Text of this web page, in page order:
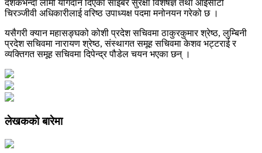
दशकभन्दा लामो योगदान दिएका साइबर सुरक्षा विशेषज्ञ तथा आईसीटी
चिरञ्जीवी अधिकारीलाई वरिष्ठ उपाध्यक्ष पदमा मनोनयन गरेको छ ।
यसैगरी क्यान महासङ्घको कोशी प्रदेश सचिवमा ठाकुरकुमार श्रेष्ठ, लुम्बिनी
प्रदेश सचिवमा नारायण श्रेष्ठ, संस्थागत समूह सचिवमा केशव भट्टराई र
व्यक्तिगत समूह सचिवमा दिपेन्द्र पौडेल चयन भएका छन् ।
लेखकको बारेमा